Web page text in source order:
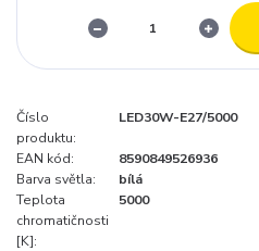
Číslo
produktu:
LED30W-E27/5000
EAN kód:
8590849526936
Barva světla:
bílá
Teplota
chromatičnosti
[K]:
5000